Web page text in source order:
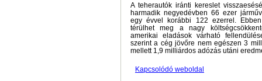
A teherautók iránti kereslet
harmadik negyedévben 66 ezer
egy évvel korábbi 122 ezerrel.
térülhet meg a nagy
amerikai eladások várható
szerint a cég jövőre nem egészen 3
mellett 1,9 milliárdos adózás utáni
Kapcsolódó weboldal